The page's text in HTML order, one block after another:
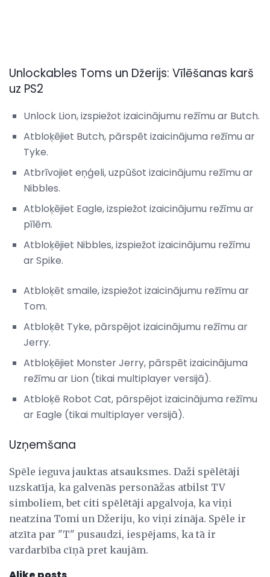
Unlockables Toms un Džerijs: Vīlēšanas karš
uz PS2
Unlock Lion, izspiežot izaicinājumu režīmu ar Butch.
Atbloķējiet Butch, pārspēt izaicinājuma režīmu ar
Tyke.
Atbrīvojiet eņģeli, uzpūšot izaicinājumu režīmu ar
Nibbles.
Atbloķējiet Eagle, izspiežot izaicinājumu režīmu ar
pīlēm.
Atbloķējiet Nibbles, izspiežot izaicinājumu režīmu
ar Spike.
Atbloķēt smaile, izspiežot izaicinājumu režīmu ar
Tom.
Atbloķēt Tyke, pārspējot izaicinājumu režīmu ar
Jerry.
Atbloķējiet Monster Jerry, pārspēt izaicinājuma
režīmu ar Lion (tikai multiplayer versijā).
Atbloķē Robot Cat, pārspējot izaicinājuma režīmu
ar Eagle (tikai multiplayer versijā).
Uzņemšana
Spēle ieguva jauktas atsauksmes. Daži spēlētāji
uzskatīja, ka galvenās personāžas atbilst TV
simboliem, bet citi spēlētāji apgalvoja, ka viņi
neatzina Tomi un Džeriju, ko viņi zināja. Spēle ir
atzīta par "T" pusaudzi, iespējams, ka tā ir
vardarbība cīņā pret kaujām.